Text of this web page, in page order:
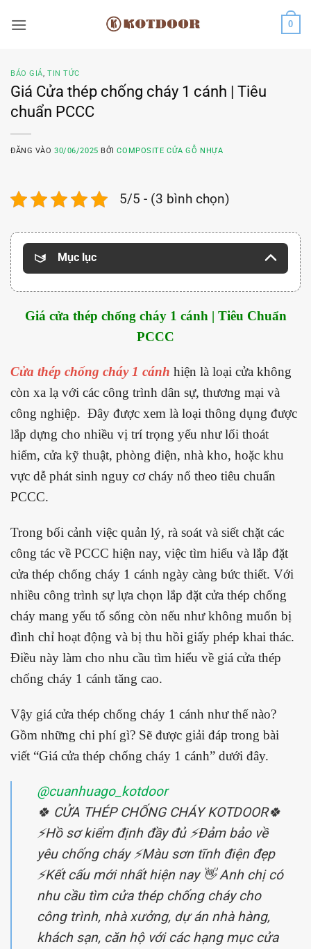
qua
0
BÁO GIÁ,TIN TỨC
Giá Cửa thép chống cháy 1 cánh | Tiêu
chuẩn PCCC
ĐĂNG VÀO30/06/2025 BỞICOMPOSITE CỬA GỖ NHỰA
5/5 - (3 bình chọn)
Mục lục
Giá cửa thép chống cháy 1 cánh | Tiêu Chuẩn
PCCC
Cửa thép chống cháy 1 cánh hiện là loại cửa không
còn xa lạ với các công trình dân sự, thương mại và
công nghiệp. Đây được xem là loại thông dụng được
lắp dựng cho nhiều vị trí trọng yếu như lối thoát
hiểm, cửa kỹ thuật, phòng điện, nhà kho, hoặc khu
vực dễ phát sinh nguy cơ cháy nổ theo tiêu chuẩn
PCCC.
Trong bối cảnh việc quản lý, rà soát và siết chặt các
công tác về PCCC hiện nay, việc tìm hiểu và lắp đặt
cửa thép chống cháy 1 cánh ngày càng bức thiết. Với
nhiều công trình sự lựa chọn lắp đặt cửa thép chống
cháy mang yếu tố sống còn nếu như không muốn bị
đình chỉ hoạt động và bị thu hồi giấy phép khai thác.
Điều này làm cho nhu cầu tìm hiểu về giá cửa thép
chống cháy 1 cánh tăng cao.
Vậy giá cửa thép chống cháy 1 cánh như thế nào?
Gồm những chi phí gì? Sẽ được giải đáp trong bài
viết “Giá cửa thép chống cháy 1 cánh” dưới đây.
@cuanhuago_kotdoor
🍀 CỬA THÉP CHỐNG CHÁY KOTDOOR🍀
⚡️Hồ sơ kiểm định đầy đủ ⚡️Đảm bảo về
yêu chống cháy ⚡️Màu sơn tĩnh điện đẹp
⚡️Kết cấu mới nhất hiện nay 👋 Anh chị có
nhu cầu tìm cửa thép chống cháy cho
công trình, nhà xưởng, dự án nhà hàng,
khách sạn, căn hộ với các hạng mục cửa